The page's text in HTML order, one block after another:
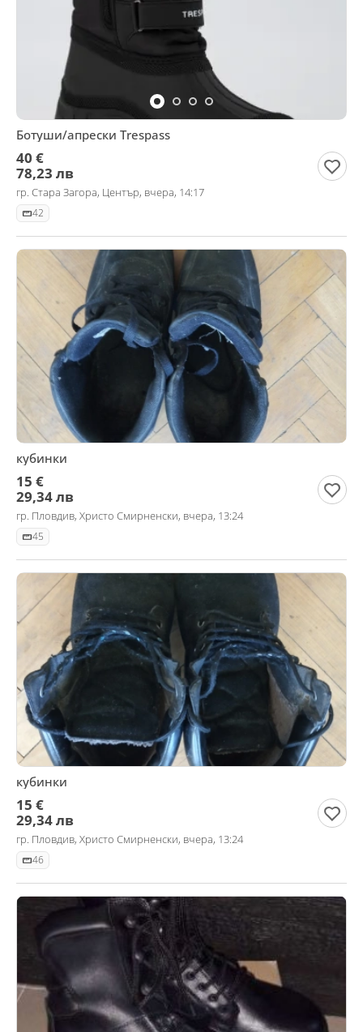
Ботуши/апрески Trespass
40 €
78,23 лв
гр. Стара Загора, Център, вчера, 14:17
42
кубинки
15 €
29,34 лв
гр. Пловдив, Христо Смирненски, вчера, 13:24
45
кубинки
15 €
29,34 лв
гр. Пловдив, Христо Смирненски, вчера, 13:24
46